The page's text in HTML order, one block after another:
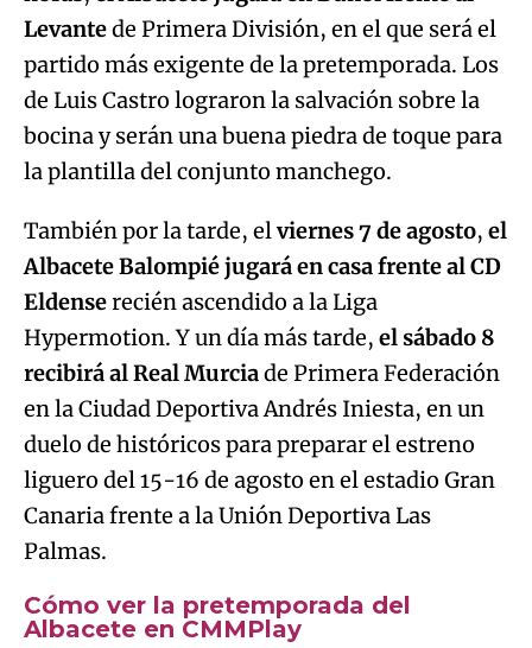
Levantede Primera División, en el que será el
partido más exigente de la pretemporada. Los
de Luis Castro lograron la salvación sobre la
bocina y serán una buena piedra de toque para
la plantilla del conjunto manchego.
También por la tarde, elviernes 7 de agosto, el
Albacete Balompié jugará en casa frente al CD
Eldenserecién ascendido a la Liga
Hypermotion. Y un día más tarde, el sábado 8
recibirá al Real Murciade Primera Federación
en la Ciudad Deportiva Andrés Iniesta, en un
duelo de históricos para preparar el estreno
liguero del 15-16 de agosto en el estadio Gran
Canaria frente a la Unión Deportiva Las
Palmas.
Cómo ver la pretemporada del
Albacete en CMMPlay